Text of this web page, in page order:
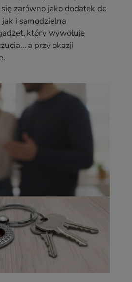
zarówno jako dodatek do
i samodzielna
który wywołuje
a przy okazji